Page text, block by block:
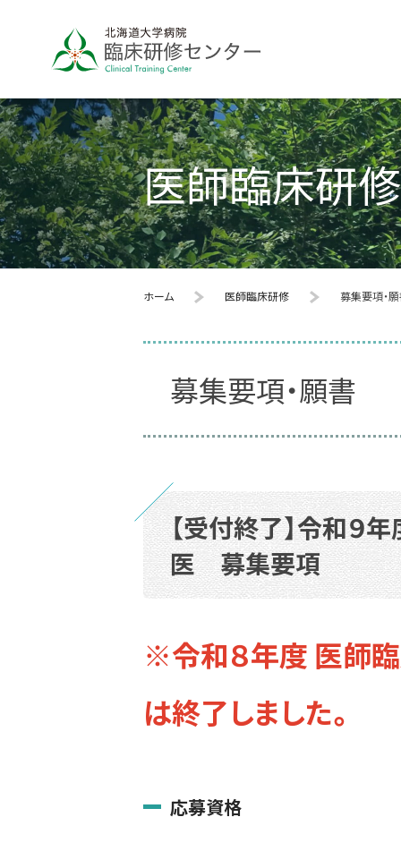
医師臨床研修
ホーム 医師臨床研修 募集要項・
募集要項・願書
【受付終了】令和
医 募集要項
※令和８年度 医師
は終了しました。
応募資格